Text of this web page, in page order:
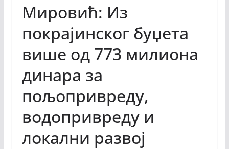
Мировић: Из
покрајинског буџета
више од 773 милиона
динара за
пољопривреду,
водопривреду и
локални развој